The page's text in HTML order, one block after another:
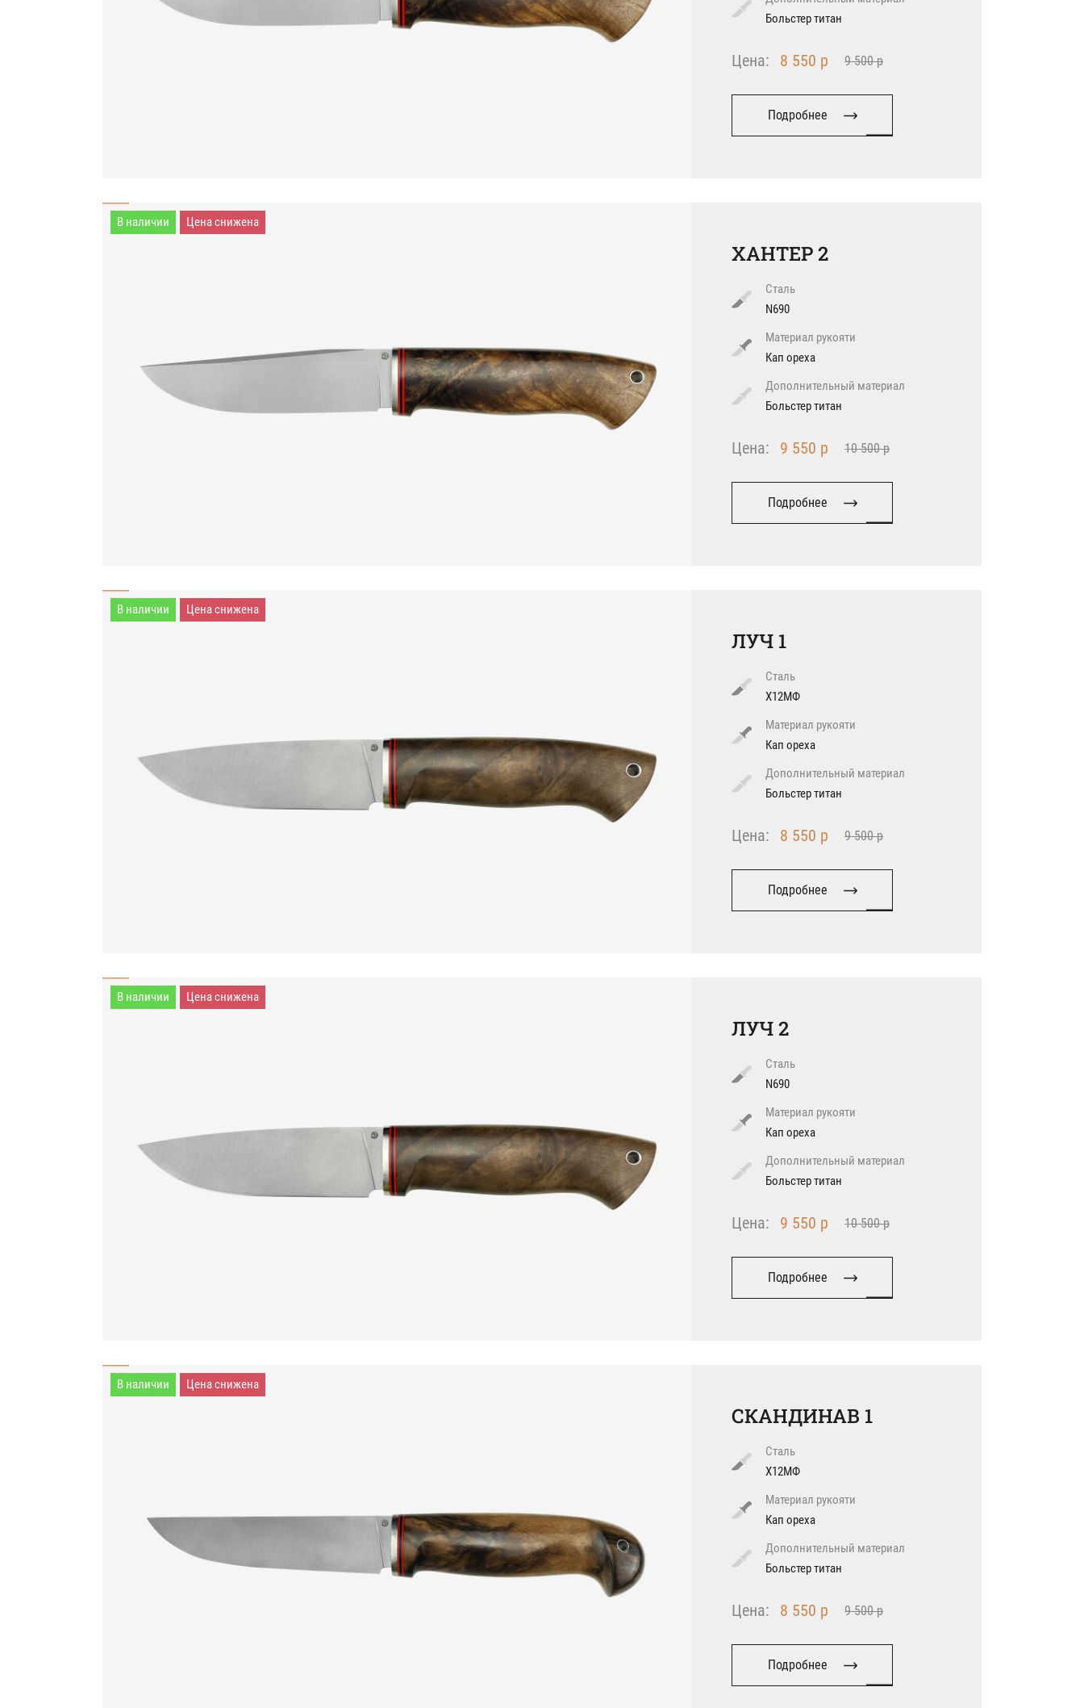
Больстер титан
Цена: 8 550 р 9 500 р
Подробнее
В наличии Цена снижена
ХАНТЕР 2
Сталь
N690
Материал рукояти
Кап ореха
Дополнительный материал
Больстер титан
Цена: 9 550 р 10 500 р
Подробнее
В наличии Цена снижена
ЛУЧ 1
Сталь
Х12МФ
Материал рукояти
Кап ореха
Дополнительный материал
Больстер титан
Цена: 8 550 р 9 500 р
Подробнее
В наличии Цена снижена
ЛУЧ 2
Сталь
N690
Материал рукояти
Кап ореха
Дополнительный материал
Больстер титан
Цена: 9 550 р 10 500 р
Подробнее
В наличии Цена снижена
СКАНДИНАВ 1
Сталь
Х12МФ
Материал рукояти
Кап ореха
Дополнительный материал
Больстер титан
Цена: 8 550 р 9 500 р
Подробнее